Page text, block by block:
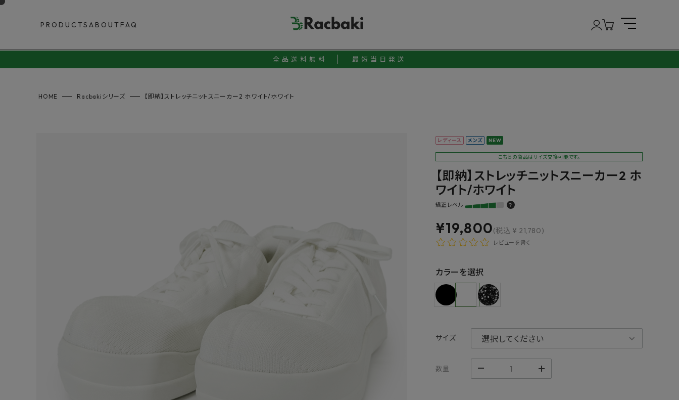
PRODUCTS ABOUTFAQ
全品送料無料 最短当日発送
HOME Racbakiシリーズ 【即納】ストレッチニットスニーカー2 ホワイト/ホワイト
レディース メンズ NEW
こちらの商品はサイズ交換可能です。
【即納】ストレッチニットスニーカー2 ホ
ワイト/ホワイト
矯正レベル ？
¥19,800(税込 ¥ 21,780)
レビューを書く
カラーを選択
サイズ
数量